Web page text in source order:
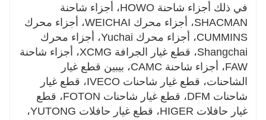
في ذلك أجزاء شاحنة HOWO، أجزاء شاحنة
SHACMAN، أجزاء محرك WEICHAI، أجزاء محرك
CUMMINS، أجزاء محرك Yuchai، أجزاء محرك
Shangchai، قطع غيار الجرافة XCMG، أجزاء شاحنة
FAW، أجزاء شاحنة CAMC، بيبين قطع غيار
الشاحنات، قطع غيار شاحنات IVECO، قطع غيار
شاحنات DFM، قطع غيار شاحنات FOTON، قطع
غيار حافلات HIGER، قطع غيار حافلات YUTONG،